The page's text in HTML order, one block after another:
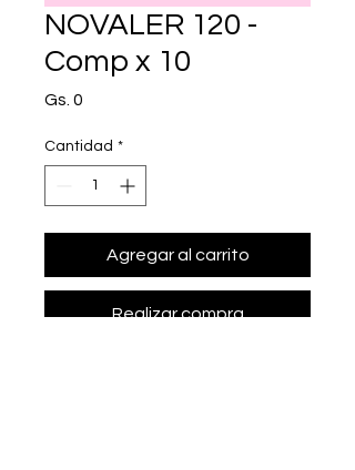
NOVALER 120 -
Comp x 10
Gs. 0
Cantidad *
Agregar al carrito
Realizar compra